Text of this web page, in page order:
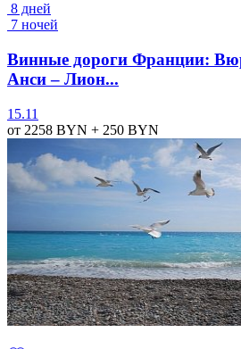
8 дней
7 ночей
Винные дороги Франции:
Анси – Лион...
15.11
от 2258 BYN + 250 BYN